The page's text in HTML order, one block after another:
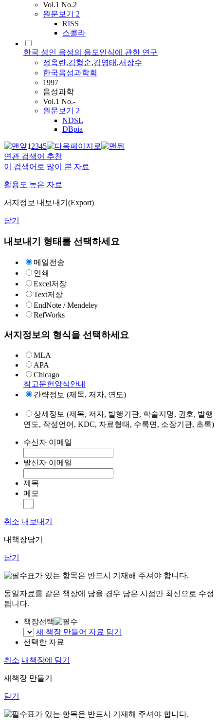
Vol.1 No.2
원문보기 2
RISS
스콜라
한국 성인 음성의 음도인식에 관한 연구
정옥란,김형순,김영태 ,서장수
한국음성과학회
1997
음성과학
Vol.1 No.-
원문보기 2
NDSL
DBpia
12345
연관 검색어 추천
이 검색어로 많이 본 자료
활용도 높은 자료
서지정보 내보내기(Export)
닫기
내보내기 형태를 선택하세요
메일전송
인쇄
Excel저장
Text저장
EndNote / Mendeley
RefWorks
서지정보의 형식을 선택하세요
MLA
APA
Chicago
참고문헌양식안내
간략정보 (제목, 저자, 연도)
상세정보 (제목, 저자, 발행기관, 학술지명, 권호, 발행
연도, 작성언어, KDC, 자료형태, 수록면, 소장기관, 초록)
수신자 이메일
발신자 이메일
제목
메모
취소 내보내기
내책장담기
닫기
표가 있는 항목은 반드시 기재해 주셔야 합니다.
동일자료를 같은 책장에 담을 경우 담은 시점만 최신으로 수정
됩니다.
책장선택
새 책장 만들어 자료 담기
선택한 자료
취소 내책장에 담기
새책장 만들기
닫기
표가 있는 항목은 반드시 기재해 주셔야 합니다.